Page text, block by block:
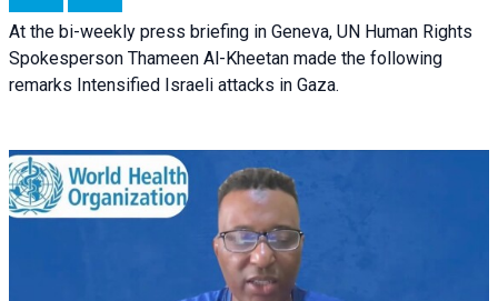
At the bi-weekly press briefing in Geneva, UN Human Rights
Spokesperson Thameen Al-Kheetan made the following
remarks Intensified Israeli attacks in Gaza.